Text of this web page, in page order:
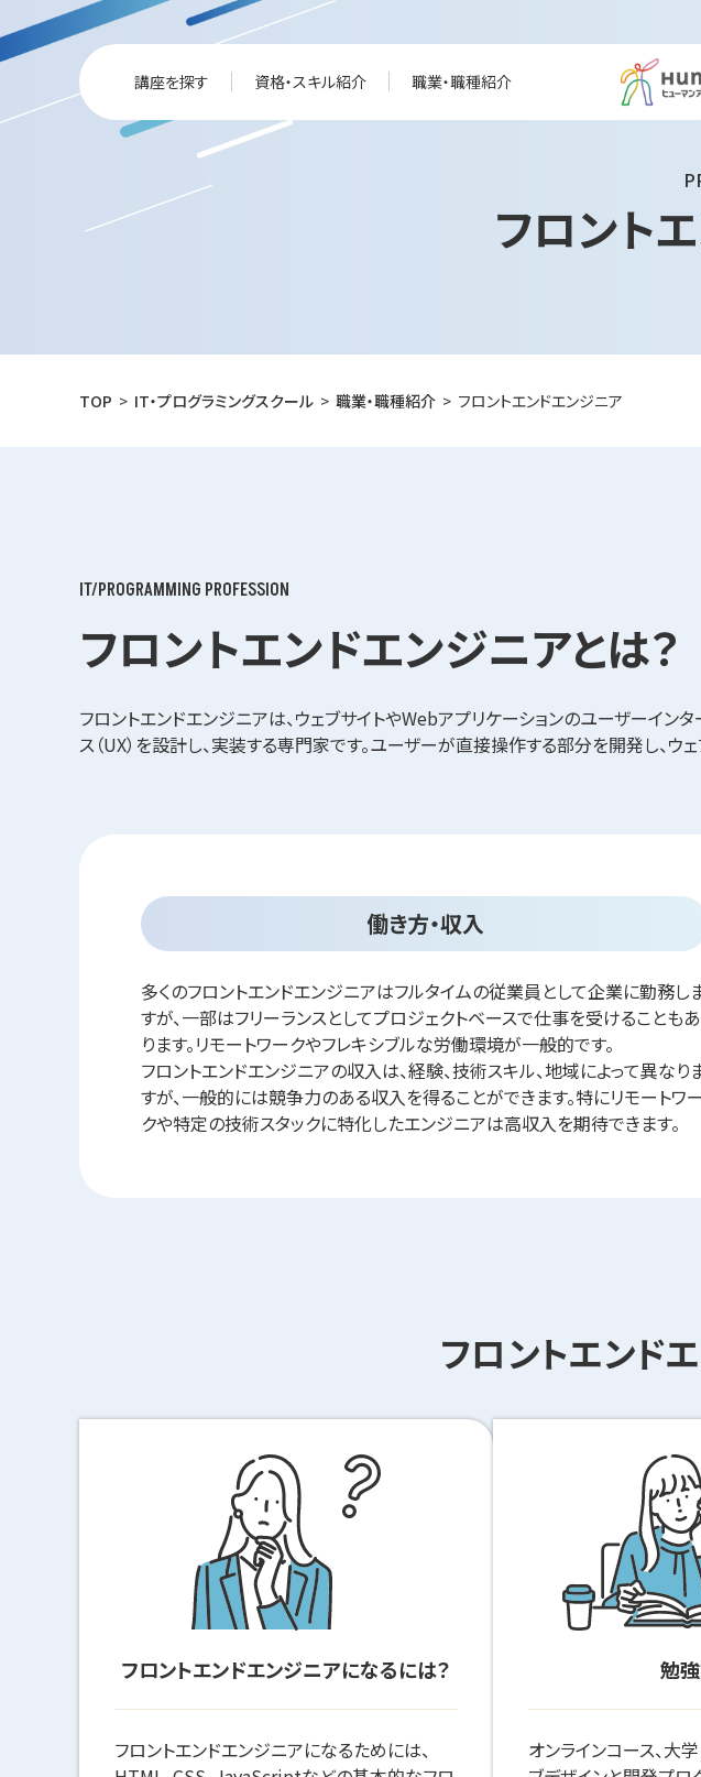
講座を探す 資格・スキル紹介 職業・職種紹介
フロント
TOP IT・プログラミングスクール 職業・職種紹介 フロントエンドエンジニア
IT/PROGRAMMING PROFESSION
フロントエンドエンジニアとは？
フロントエンドエンジニアは、ウェブサイトやWebアプリケーションのユーザーイン
ス（UX）を設計し、実装する専門家です。ユーザーが直接操作する部分を開発し、ウ
働き方・収入
多くのフロントエンドエンジニアはフルタイムの従業員として企業に勤務し
すが、一部はフリーランスとしてプロジェクトベースで仕事を受けることもあ
ります。リモートワークやフレキシブルな労働環境が一般的です。
フロントエンドエンジニアの収入は、経験、技術スキル、地域によって異なり
すが、一般的には競争力のある収入を得ることができます。特にリモートワー
クや特定の技術スタックに特化したエンジニアは高収入を期待できます。
フロントエンド
フロントエンドエンジニアになるには？
フロントエンドエンジニアになるためには、
勉
オンラインコース、大